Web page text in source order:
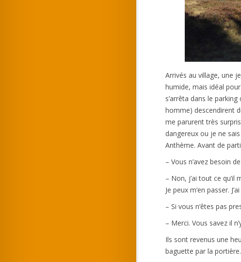
Arrivés au village, une
humide, mais idéal
s’arrêta dans le
homme) descendirent
me parurent très
dangereux ou je ne
Anthème. Avant de
– Vous n’avez besoin
– Non, j’ai tout ce qu’il
Je peux m’en passer.
– Si vous n’êtes pas
– Merci. Vous savez il
Ils sont revenus une
baguette par la portière.